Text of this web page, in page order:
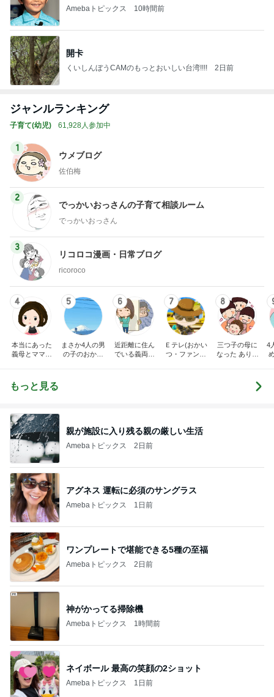
Amebaトピックス 10時間前
開卡
くいしんぼうCAMのもっとおいしい台湾!!!! 2日前
ジャンルランキング
子育て(幼児) 61,928人参加中
1
ウメブログ
佐伯梅
2
でっかいおっさんの子育て相談ルーム
でっかいおっさん
3
リコロコ漫画・日常ブログ
ricoroco
4
本当にあった
義母とママ友
5
まさか4人の男
の子のおかあ
6
近距離に住ん
でいる義両親
7
Ｅテレ(おかい
つ・ファンタ
8
三つ子の母に
なった ありつ
4
もっと見る
親が施設に入り残る親の厳しい生活
Amebaトピックス 2日前
アグネス 運転に必須のサングラス
Amebaトピックス 1日前
ワンプレートで堪能できる5種の至福
Amebaトピックス 2日前
神がかってる掃除機
Amebaトピックス 1時間前
ネイボール 最高の笑顔の2ショット
Amebaトピックス 1日前